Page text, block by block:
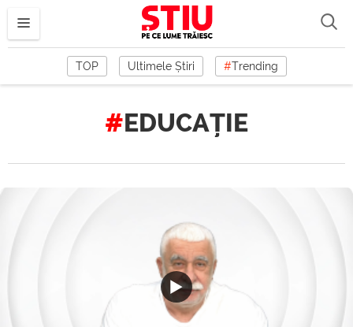
TOP Ultimele Știri #Trending
EDUCAȚIE